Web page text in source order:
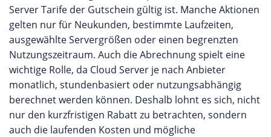
Server Tarife der Gutschein gültig ist. Manche Aktionen
gelten nur für Neukunden, bestimmte Laufzeiten,
ausgewählte Servergrößen oder einen begrenzten
Nutzungszeitraum. Auch die Abrechnung spielt eine
wichtige Rolle, da Cloud Server je nach Anbieter
monatlich, stundenbasiert oder nutzungsabhängig
berechnet werden können. Deshalb lohnt es sich, nicht
nur den kurzfristigen Rabatt zu betrachten, sondern
auch die laufenden Kosten und mögliche